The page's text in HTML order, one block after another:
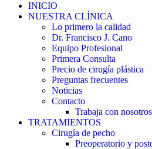
INICIO
NUESTRA CLÍNICA
Lo primero la calidad
Dr. Francisco J. Cano
Equipo Profesional
Primera Consulta
Precio de cirugía plástica
Preguntas frecuentes
Noticias
Contacto
Trabaja con nosotros
TRATAMIENTOS
Cirugía de pecho
Preoperatorio y